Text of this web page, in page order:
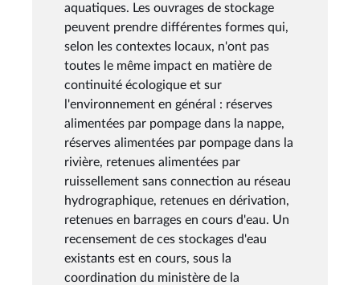
aquatiques. Les ouvrages de stockage
peuvent prendre différentes formes qui,
selon les contextes locaux, n'ont pas
toutes le même impact en matière de
continuité écologique et sur
l'environnement en général : réserves
alimentées par pompage dans la nappe,
réserves alimentées par pompage dans la
rivière, retenues alimentées par
ruissellement sans connection au réseau
hydrographique, retenues en dérivation,
retenues en barrages en cours d'eau. Un
recensement de ces stockages d'eau
existants est en cours, sous la
coordination du ministère de la